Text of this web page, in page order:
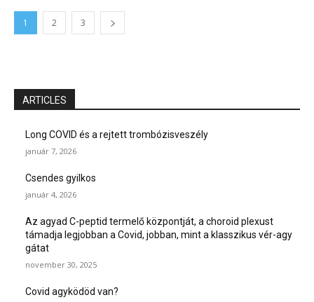
1 2 3
ARTICLES
Long COVID és a rejtett trombózisveszély
január 7, 2026
Csendes gyilkos
január 4, 2026
Az agyad C-peptid termelő központját, a choroid plexust
támadja legjobban a Covid, jobban, mint a klasszikus vér-agy
gátat
november 30, 2025
Covid agyködöd van?